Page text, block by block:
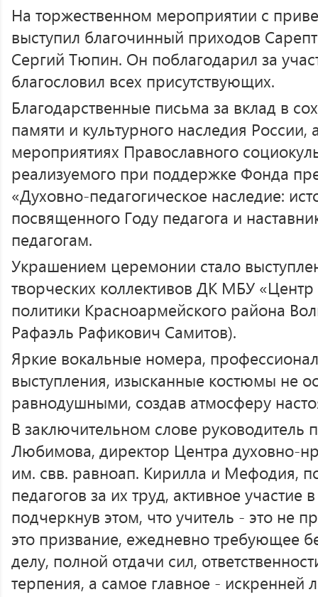
На торжественном мероприятии с
выступил благочинный приходов
Сергий Тюпин. Он поблагодарил за
благословил всех присутствующих.
Благодарственные письма за вклад в
памяти и культурного наследия России,
мероприятиях Православного
реализуемого при поддержке Фонда
«Духовно-педагогическое наследие:
посвященного Году педагога и
педагогам.
Украшением церемонии стало
творческих коллективов ДК МБУ
политики Красноармейского района
Рафаэль Рафикович Самитов).
Яркие вокальные номера,
выступления, изысканные костюмы не
равнодушными, создав атмосферу
В заключительном слове руководитель
Любимова, директор Центра духовно-
им. свв. равноап. Кирилла и Мефодия,
педагогов за их труд, активное участие
подчеркнув этом, что учитель - это не
это призвание, ежедневно требующее
делу, полной отдачи сил,
терпения, а самое главное - искренней